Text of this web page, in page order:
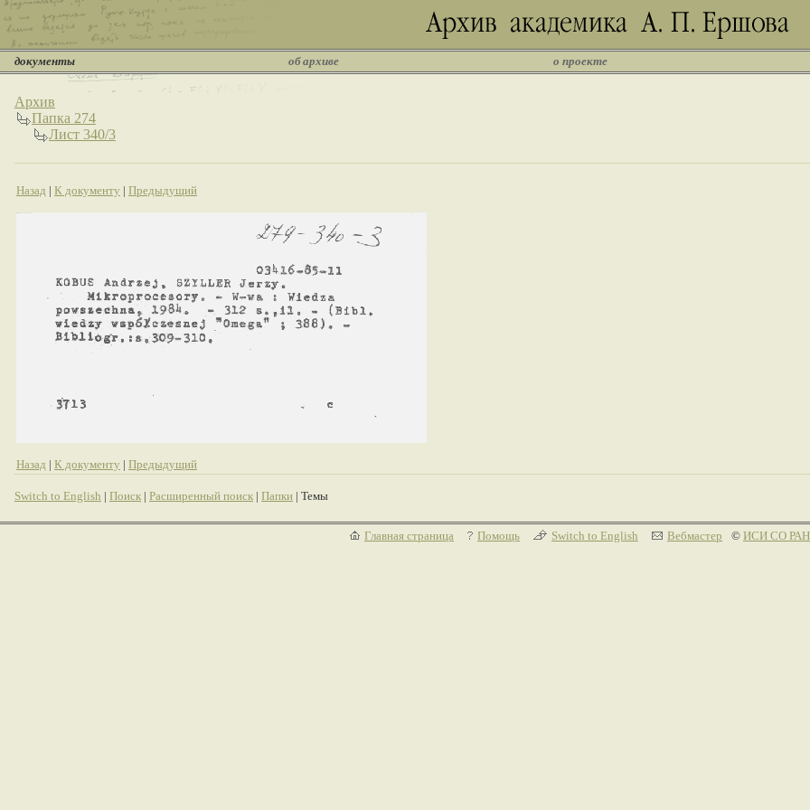
документы об архиве о проекте
Архив
Папка 274
Лист 340/3
Назад | К документу | Предыдущий
Назад | К документу | Предыдущий
Switch to English | Поиск | Расширенный поиск | Папки | Темы
Главная страница Помощь Switch to English Вебмастер © ИСИ СО РАН